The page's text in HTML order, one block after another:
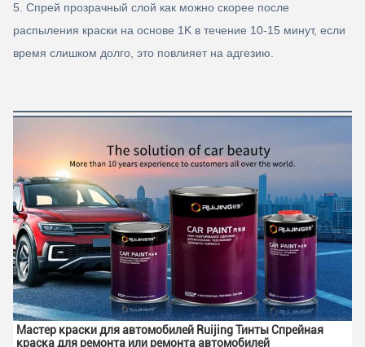
5. Спрей прозрачный слой как можно скорее после
распыления краски на основе 1K в течение 10-15 минут, если
время слишком долго, это повлияет на адгезию.
Мастер краски для автомобилей Ruijing Тинты Спрейная
краска для ремонта или ремонта автомобилей